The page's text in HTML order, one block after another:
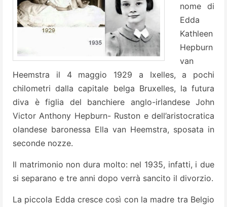
nome di
Edda
Kathleen
Hepburn
van
Heemstra il 4 maggio 1929 a Ixelles, a pochi
chilometri dalla capitale belga Bruxelles, la futura
diva è figlia del banchiere anglo-irlandese John
Victor Anthony Hepburn- Ruston e dell’aristocratica
olandese baronessa Ella van Heemstra, sposata in
seconde nozze.
Il matrimonio non dura molto: nel 1935, infatti, i due
si separano e tre anni dopo verrà sancito il divorzio.
La piccola Edda cresce così con la madre tra Belgio